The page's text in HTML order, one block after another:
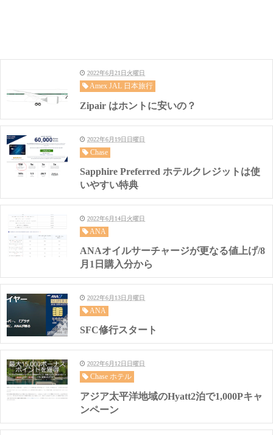
2022年6月21日火曜日
Amex JAL 日本旅行
Zipair はホントに安いの？
2022年6月19日日曜日
Chase
Sapphire Preferred ホテルクレジットは使
いやすい特典
2022年6月14日火曜日
ANA
ANAオイルサーチャージが更なる値上げ/8
月1日購入分から
2022年6月13日月曜日
ANA
SFC修行スタート
2022年6月12日日曜日
Chase ホテル
アジア太平洋地域のHyatt2泊で1,000Pキャ
ンペーン